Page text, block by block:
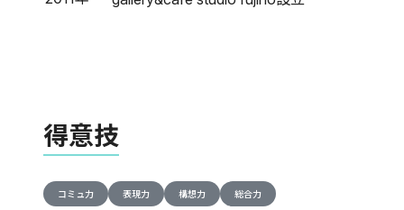
得意技
コミュ力 表現力 構想力 総合力